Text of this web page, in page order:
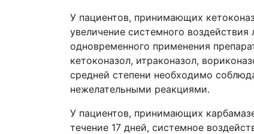
У пациентов, принимающих
увеличение системного
одновременного применения
кетоконазол, итраконазол,
средней степени необходимо
нежелательными реакциями.
У пациентов, принимающих
течение 17 дней, системное